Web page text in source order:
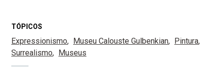
TÓPICOS
Expressionismo Museu Calouste Gulbenkian
Pintura
Surrealismo
Museus